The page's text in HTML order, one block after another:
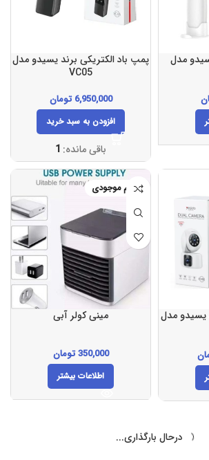
مدل
پمپ باد الکتریکی برند یسیدو مدل
VC05
6,950,000 تومان
افزودن به سبد خرید
باقی مانده: 1
یسیدو مدل
اتمام موجودی
مینی کولر آبی
350,000 تومان
اطلاعات بیشتر
درحال بارگذاری...